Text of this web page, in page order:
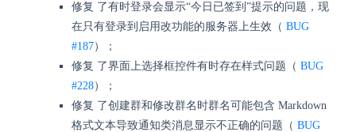
修复 了有时登录会显示“今日已签到”提示的问题，现
在只有登录到启用改功能的服务器上生效（ BUG
#187）；
修复 了界面上选择框控件有时存在样式问题（ BUG
#228）；
修复 了创建群和修改群名时群名可能包含 Markdown
格式文本导致通知类消息显示不正确的问题（ BUG